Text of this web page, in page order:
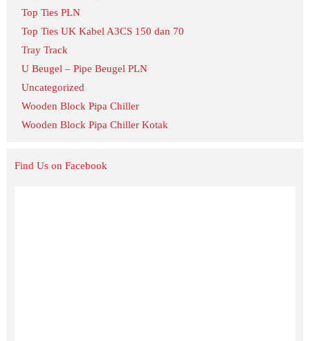
Top Ties PLN
Top Ties UK Kabel A3CS 150 dan 70
Tray Track
U Beugel – Pipe Beugel PLN
Uncategorized
Wooden Block Pipa Chiller
Wooden Block Pipa Chiller Kotak
Find Us on Facebook